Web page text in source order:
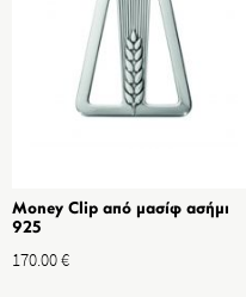
Money Clip από μασίφ ασήμι
925
170.00€